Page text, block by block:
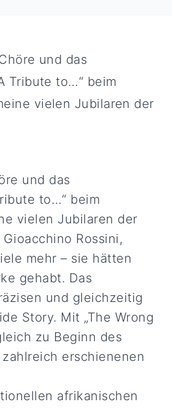
und das
Tribute to…“ beim
vielen Jubilaren der
und das
to…“ beim
vielen Jubilaren der
Rossini,
mehr – sie hätten
gehabt. Das
und gleichzeitig
Story. Mit „The Wrong
zu Beginn des
erschienenen
afrikanischen